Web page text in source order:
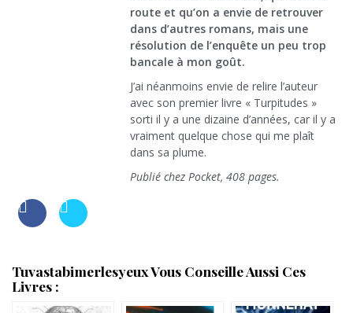
route et qu’on a envie de retrouver
dans d’autres romans, mais une
résolution de l’enquête un peu trop
bancale à mon goût.
J’ai néanmoins envie de relire l’auteur
avec son premier livre « Turpitudes »
sorti il y a une dizaine d’années, car il y a
vraiment quelque chose qui me plaît
dans sa plume.
Publié chez Pocket, 408 pages.
Tuvastabimerlesyeux Vous Conseille Aussi Ces
Livres :